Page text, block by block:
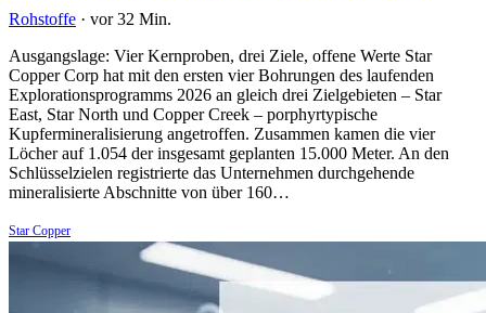
Rohstoffe · vor 32 Min.
Ausgangslage: Vier Kernproben, drei Ziele, offene Werte Star
Copper Corp hat mit den ersten vier Bohrungen des laufenden
Explorationsprogramms 2026 an gleich drei Zielgebieten – Star
East, Star North und Copper Creek – porphyrtypische
Kupfermineralisierung angetroffen. Zusammen kamen die vier
Löcher auf 1.054 der insgesamt geplanten 15.000 Meter. An den
Schlüsselzielen registrierte das Unternehmen durchgehende
mineralisierte Abschnitte von über 160…
Star Copper